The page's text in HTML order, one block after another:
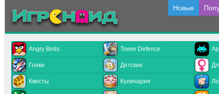
Новые
Angry Birds Tower Defence
Гонки Детские
Квесты Кулинария